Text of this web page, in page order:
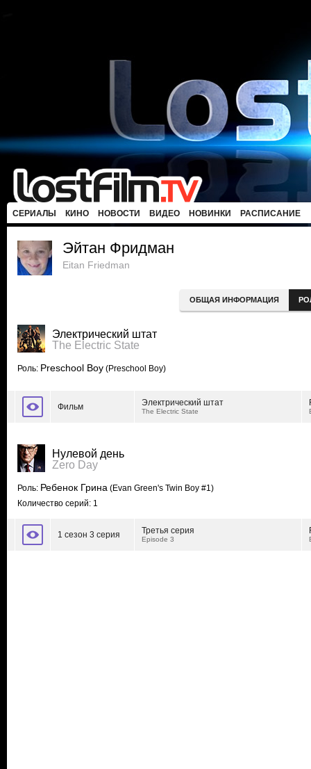
СЕРИАЛЫ КИНО НОВОСТИ ВИДЕО НОВИНКИ РАСПИСАНИЕ
Эйтан Фридман
Eitan Friedman
ОБЩАЯ ИНФОРМАЦИЯ
Электрический штат
The Electric State
Роль: Preschool Boy (Preschool Boy)
Фильм Электрический штат
The Electric State
Нулевой день
Zero Day
Роль: Ребенок Грина (Evan Green's Twin Boy #1)
Количество серий: 1
1 сезон 3 серия Третья серия
Episode 3